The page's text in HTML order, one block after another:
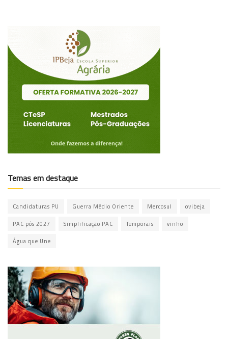
Temas em destaque
Candidaturas PU Guerra Médio Oriente Mercosul ovibeja
PAC pós 2027 Simplificação PAC Temporais vinho
Água que Une